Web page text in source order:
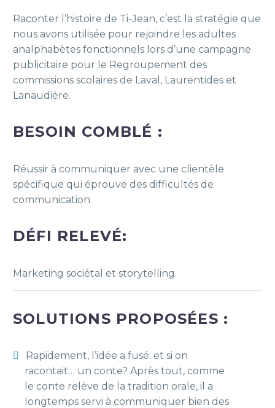
Raconter l’histoire de Ti-Jean, c’est la stratégie que
nous avons utilisée pour rejoindre les adultes
analphabètes fonctionnels lors d’une campagne
publicitaire pour le Regroupement des
commissions scolaires de Laval, Laurentides et
Lanaudière.
BESOIN COMBLÉ :
Réussir à communiquer avec une clientèle
spécifique qui éprouve des difficultés de
communication.
DÉFI RELEVÉ:
Marketing sociétal et storytelling.
SOLUTIONS PROPOSÉES :
Rapidement, l’idée a fusé: et si on
racontait… un conte? Après tout, comme
le conte relève de la tradition orale, il a
longtemps servi à communiquer bien des